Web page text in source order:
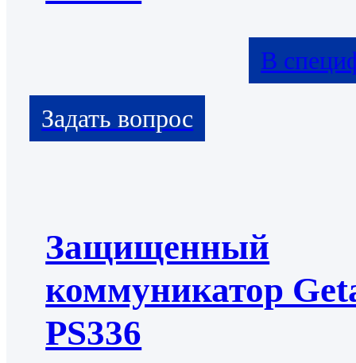
В
Защищенный
коммуникатор
PS336